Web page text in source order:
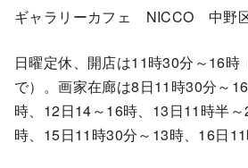
ギャラリーカフェ NICCO 中野
日曜定休、開店は11時30分～16時
で）。画家在廊は8日11時30分～
時、12日14～16時、13日11時半
時、15日11時30分～13時、16日11